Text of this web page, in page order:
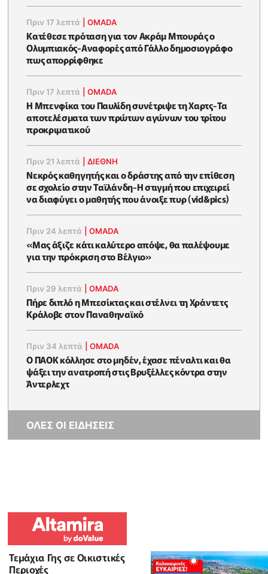
Πριν 17 λεπτά |OMADA
Κατέθεσε πρόταση για τον Ακράμ Μπουράς ο
Ολυμπιακός-Αναφορές από Γάλλο δημοσιογράφο
πως απορρίφθηκε
Πριν 17 λεπτά |OMADA
Η Μπενφίκα του Παυλίδη συνέτριψε τη Χαρτς-Τα
αποτελέσματα των πρώτων αγώνων του τρίτου
προκριματικού
Πριν 21 λεπτά |ΔΙΕΘΝΗ
Νεκρός καθηγητής και ο δράστης από την επίθεση
σε σχολείο στην Ταϊλάνδη-H στιγμή που επιχειρεί
να διαφύγει ο μαθητής που άνοιξε πυρ (vid&pics)
Πριν 24 λεπτά |OMADA
«Μας άξιζε κάτι καλύτερο απόψε, θα παλέψουμε
για την πρόκριση στο Βέλγιο»
Πριν 29 λεπτά |OMADA
Πήρε διπλό η Μπεσίκτας και στέλνει τη Χράντετς
Κράλοβε στον Παναθηναϊκό
Πριν 34 λεπτά |OMADA
Ο ΠΑΟΚ κόλλησε στο μηδέν, έχασε πέναλτι και θα
ψάξει την ανατροπή στις Βρυξέλλες κόντρα στην
Άντερλεχτ
ΟΛΕΣ ΟΙ ΕΙΔΗΣΕΙΣ
Τεμάχια Γης σε Οικιστικές
Περιοχές